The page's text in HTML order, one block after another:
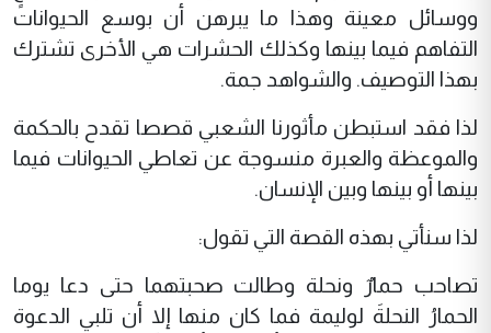
ووسائل معينة وهذا ما يبرهن أن بوسع الحيوانات
التفاهم فيما بينها وكذلك الحشرات هي الأخرى تشترك
بهذا التوصيف. والشواهد جمة.
لذا فقد استبطن مأثورنا الشعبي قصصا تقدح بالحكمة
والموعظة والعبرة منسوجة عن تعاطي الحيوانات فيما
بينها أو بينها وبين الإنسان.
لذا سنأتي بهذه القصة التي تقول:
تصاحب حمارٌ ونحلة وطالت صحبتهما حتى دعا يوما
الحمارُ النحلةَ لوليمة فما كان منها إلا أن تلبي الدعوة